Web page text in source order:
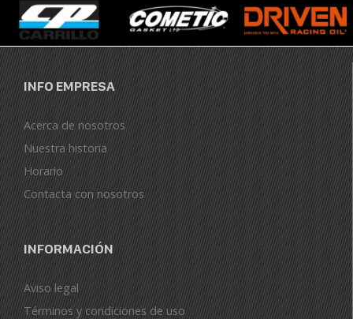
INFO EMPRESA
Acerca de nosotros
Nuestra historia
Horario
Contacta con nosotros
INFORMACIÓN
Aviso legal
Términos y condiciones de uso